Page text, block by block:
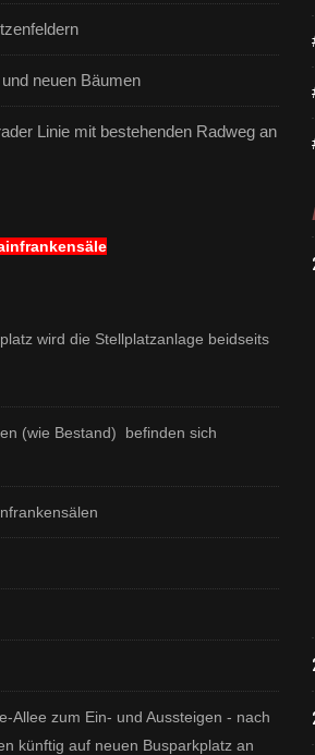
neuen Bäumen
Linie mit bestehenden Radweg an
wird die Stellplatzanlage beidseits
(wie Bestand) befinden sich
Allee zum Ein- und Aussteigen - nach
künftig auf neuen Busparkplatz an